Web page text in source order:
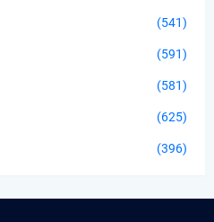
(541)
(591)
(581)
(625)
(396)